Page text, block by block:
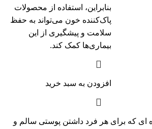
بنابراین، استفاده از محصولات
پاک‌کننده خون می‌تواند به حفظ
سلامت و پیشگیری از این
بیماری‌ها کمک کند.
افزودن به سبد خرید
ای که برای هر فرد داشتن پوستی سالم و